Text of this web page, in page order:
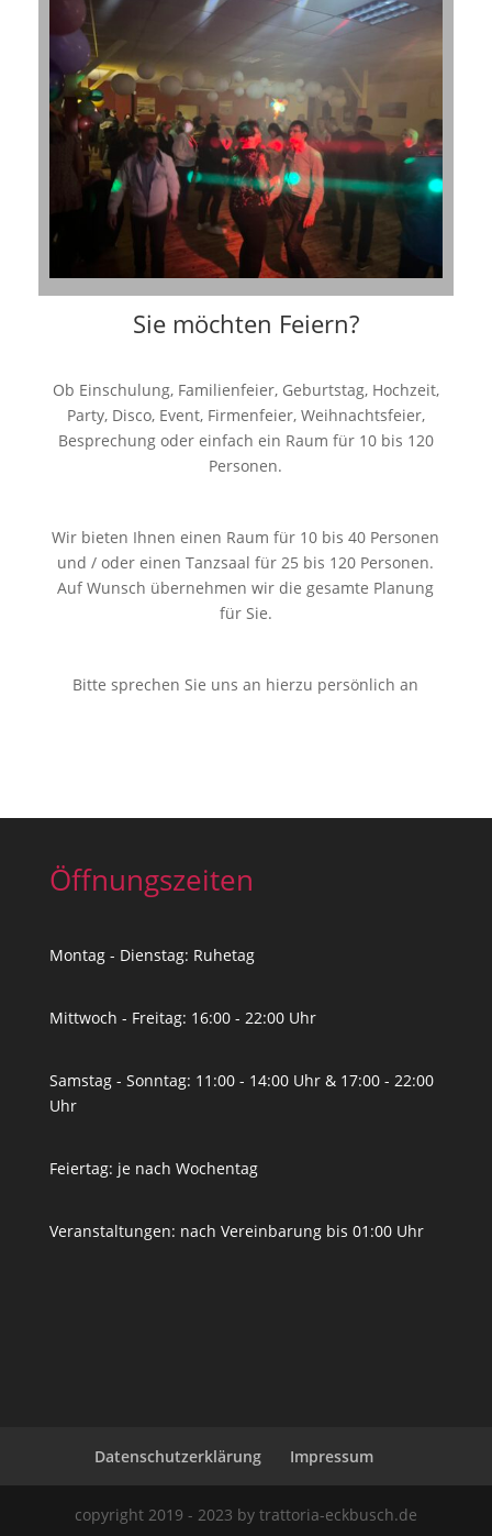
Sie möchten Feiern?
Ob Einschulung, Familienfeier, Geburtstag, Hochzeit,
Party, Disco, Event, Firmenfeier, Weihnachtsfeier,
Besprechung oder einfach ein Raum für 10 bis 120
Personen.
Wir bieten Ihnen einen Raum für 10 bis 40 Personen
und / oder einen Tanzsaal für 25 bis 120 Personen.
Auf Wunsch übernehmen wir die gesamte Planung
für Sie.
Bitte sprechen Sie uns an hierzu persönlich an
Öffnungszeiten
Montag - Dienstag: Ruhetag
Mittwoch - Freitag: 16:00 - 22:00 Uhr
Samstag - Sonntag: 11:00 - 14:00 Uhr & 17:00 - 22:00
Uhr
Feiertag: je nach Wochentag
Veranstaltungen: nach Vereinbarung bis 01:00 Uhr
Datenschutzerklärung Impressum
copyright 2019 - 2023 by trattoria-eckbusch.de